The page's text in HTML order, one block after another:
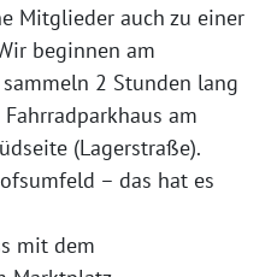
Mitglieder auch zu einer
beginnen am
2 Stunden lang
am
(Lagerstraße).
– das hat es
mit dem